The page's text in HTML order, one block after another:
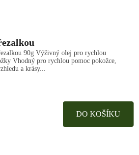
90g Výživný olej pro rychlou
Vhodný pro rychlou pomoc pokožce,
a krásy...
DO KOŠÍKU